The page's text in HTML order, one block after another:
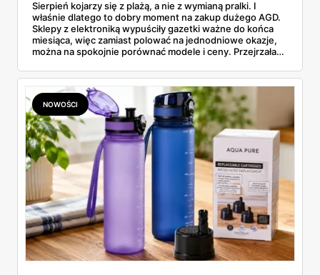
Sierpień kojarzy się z plażą, a nie z wymianą pralki. I
właśnie dlatego to dobry moment na zakup dużego AGD.
Sklepy z elektroniką wypuściły gazetki ważne do końca
miesiąca, więc zamiast polować na jednodniowe okazje,
można na spokojnie porównać modele i ceny. Przejrzałam
znalazłam, z cenami i terminami.
NOWOŚCI